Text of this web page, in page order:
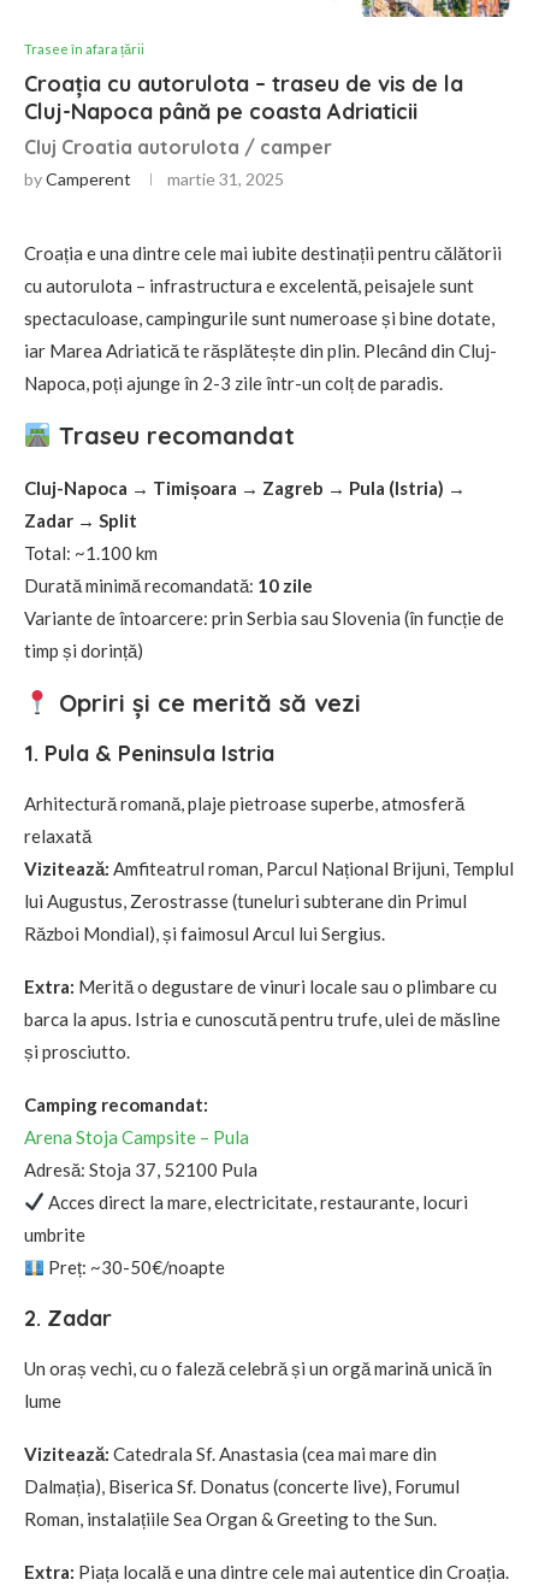
Trasee în afara țării
Croația cu autorulota – traseu de vis de la
Cluj-Napoca până pe coasta Adriaticii
Cluj Croatia autorulota / camper
byCamperent martie 31, 2025
Croația e una dintre cele mai iubite destinații pentru călătorii
cu autorulota – infrastructura e excelentă, peisajele sunt
spectaculoase, campingurile sunt numeroase și bine dotate,
iar Marea Adriatică te răsplătește din plin. Plecând din Cluj-
Napoca, poți ajunge în 2-3 zile într-un colț de paradis.
Traseu recomandat
Cluj-Napoca → Timișoara → Zagreb → Pula (Istria) →
Zadar → Split
Total: ~1.100 km
Durată minimă recomandată: 10 zile
Variante de întoarcere: prin Serbia sau Slovenia (în funcție de
timp și dorință)
Opriri și ce merită să vezi
1. Pula & Peninsula Istria
Arhitectură romană, plaje pietroase superbe, atmosferă
relaxată
Vizitează: Amfiteatrul roman, Parcul Național Brijuni, Templul
lui Augustus, Zerostrasse (tuneluri subterane din Primul
Război Mondial), și faimosul Arcul lui Sergius.
Extra: Merită o degustare de vinuri locale sau o plimbare cu
barca la apus. Istria e cunoscută pentru trufe, ulei de măsline
și prosciutto.
Camping recomandat:
Arena Stoja Campsite – Pula
Adresă: Stoja 37, 52100 Pula
Acces direct la mare, electricitate, restaurante, locuri
umbrite
Preț: ~30-50€/noapte
2. Zadar
Un oraș vechi, cu o faleză celebră și un orgă marină unică în
lume
Vizitează: Catedrala Sf. Anastasia (cea mai mare din
Dalmația), Biserica Sf. Donatus (concerte live), Forumul
Roman, instalațiile Sea Organ & Greeting to the Sun.
Extra: Piața locală e una dintre cele mai autentice din Croația.